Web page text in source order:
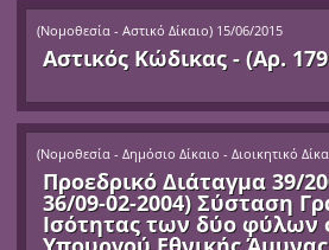
(Νομοθεσία - Αστικό Δίκαιο) 15/06/2015
Αστικός Κώδικας - (Αρ.
(Νομοθεσία - Δημόσιο Δίκαιο - Διοικητικό
Προεδρικό Διάταγμα 39/
36/09-02-2004) Σύσταση
Ισότητας των δύο φύλων